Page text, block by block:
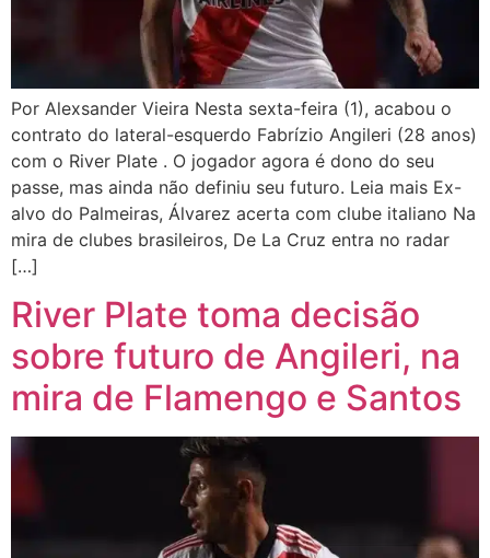
Por Alexsander Vieira Nesta sexta-feira (1), acabou o
contrato do lateral-esquerdo Fabrízio Angileri (28 anos)
com o River Plate . O jogador agora é dono do seu
passe, mas ainda não definiu seu futuro. Leia mais Ex-
alvo do Palmeiras, Álvarez acerta com clube italiano Na
mira de clubes brasileiros, De La Cruz entra no radar
[…]
River Plate toma decisão
sobre futuro de Angileri, na
mira de Flamengo e Santos